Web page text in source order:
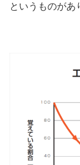
というものがあ